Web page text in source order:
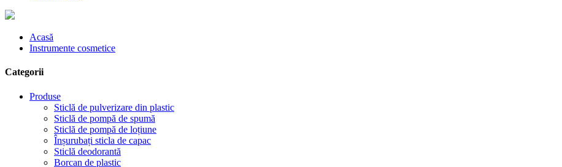
Acasă
Instrumente cosmetice
Categorii
Produse
Sticlă de pulverizare din plastic
Sticlă de pompă de spumă
Sticlă de pompă de loțiune
Înșurubați sticla de capac
Sticlă deodorantă
Borcan de plastic